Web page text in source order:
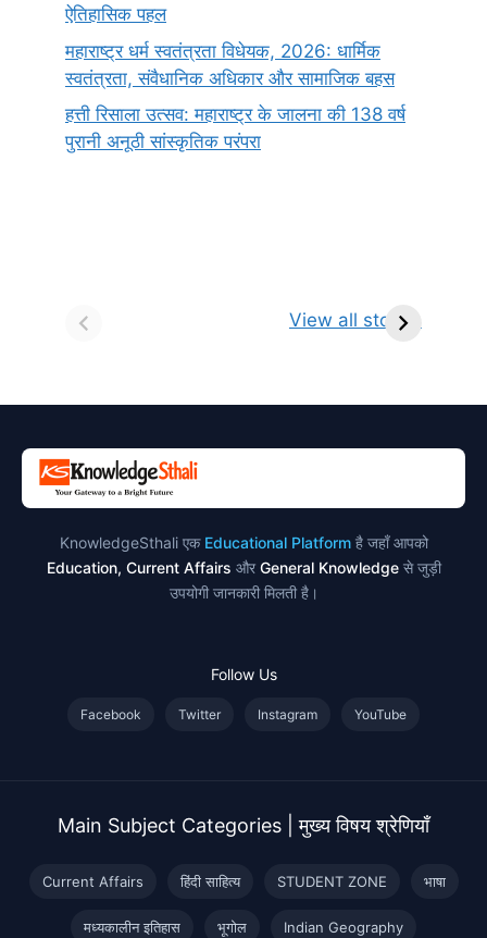
ऐतिहासिक पहल
महाराष्ट्र धर्म स्वतंत्रता विधेयक, 2026: धार्मिक
स्वतंत्रता, संवैधानिक अधिकार और सामाजिक बहस
हत्ती रिसाला उत्सव: महाराष्ट्र के जालना की 138 वर्ष
पुरानी अनूठी सांस्कृतिक परंपरा
View all stories
किसे कहते है?
ज्योतिर्लिंग | नाम,
KnowledgeSthali एक Educational Platformहै जहाँ आपको
Education, Current Affairs और General Knowledgeसे जुड़ी
उपयोगी जानकारी मिलती है।
Follow Us
Facebook Twitter Instagram YouTube
Main Subject Categories | मुख्य विषय श्रेणियाँ
Current Affairs हिंदी साहित्य STUDENT ZONE भाषा
मध्यकालीन इतिहास भूगोल Indian Geography